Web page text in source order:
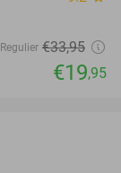
Regulier €33,95
€19,95